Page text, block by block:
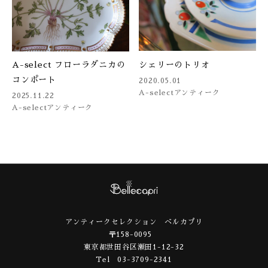
A-select フローラダニカの
コンポート
2025.11.22
A-selectアンティーク
シェリーのトリオ
2020.05.01
A-select アンティーク
アンティークセレクション ベルカプリ
〒158-0095
東京都世田谷区瀬田1-12-32
Tel 03-3709-2341